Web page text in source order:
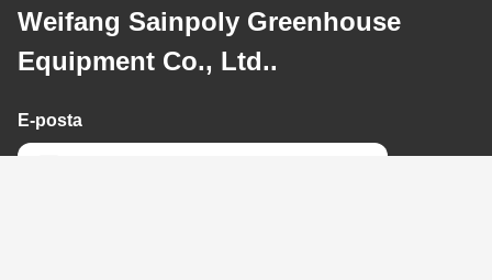
Weifang Sainpoly Greenhouse
Equipment Co., Ltd..
E-posta